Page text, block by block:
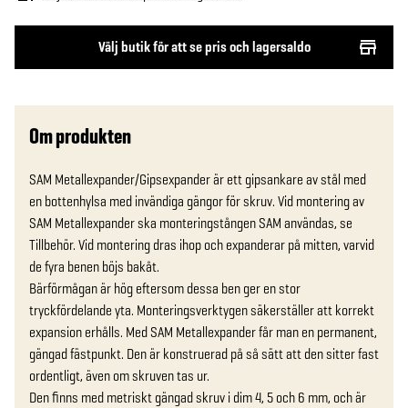
Välj butik för att se pris och lagersaldo
Om produkten
SAM Metallexpander/Gipsexpander är ett gipsankare av stål med
en bottenhylsa med invändiga gängor för skruv. Vid montering av
SAM Metallexpander ska monteringstången SAM användas, se
Tillbehör. Vid montering dras ihop och expanderar på mitten, varvid
de fyra benen böjs bakåt.
Bärförmågan är hög eftersom dessa ben ger en stor
tryckfördelande yta. Monteringsverktygen säkerställer att korrekt
expansion erhålls. Med SAM Metallexpander får man en permanent,
gängad fästpunkt. Den är konstruerad på så sätt att den sitter fast
ordentligt, även om skruven tas ur.
Den finns med metriskt gängad skruv i dim 4, 5 och 6 mm, och är